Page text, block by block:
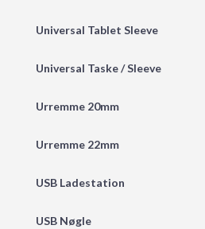
Universal Tablet Sleeve
Universal Taske / Sleeve
Urremme 20mm
Urremme 22mm
USB Ladestation
USB Nøgle